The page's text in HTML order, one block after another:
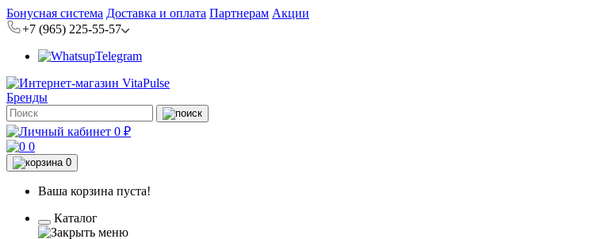
Бонусная система Доставка и оплата Партнерам Акции
+7 (965) 225-55-57
Telegram
Бренды
0 ₽
0
0
Ваша корзина пуста!
Каталог